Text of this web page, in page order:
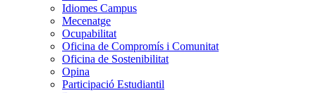
Idiomes Campus
Mecenatge
Ocupabilitat
Oficina de Compromís i Comunitat
Oficina de Sostenibilitat
Opina
Participació Estudiantil